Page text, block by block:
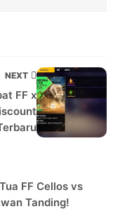
NEXT
FF x
FF Cellos vs
Tanding!